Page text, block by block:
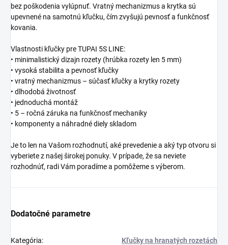
bez poškodenia vylúpnuť. Vratný mechanizmus a krytka sú
upevnené na samotnú kľučku, čím zvyšujú pevnosť a funkčnosť
kovania.
Vlastnosti kľučky pre TUPAI 5S LINE:
• minimalistický dizajn rozety (hrúbka rozety len 5 mm)
• vysoká stabilita a pevnosť kľučky
• vratný mechanizmus – súčasť kľučky a krytky rozety
• dlhodobá životnosť
• jednoduchá montáž
• 5 – ročná záruka na funkčnosť mechaniky
• komponenty a náhradné diely skladom
Je to len na Vašom rozhodnutí, aké prevedenie a aký typ otvoru si
vyberiete z našej širokej ponuky. V prípade, že sa neviete
rozhodnúť, radi Vám poradíme a pomôžeme s výberom.
Dodatočné parametre
Kategória: Kľučky na hranatých rozetách